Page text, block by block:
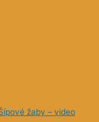
žaby – video